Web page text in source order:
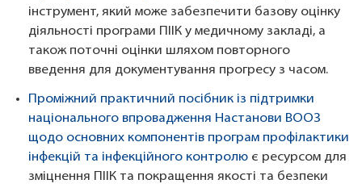
інструмент, який може забезпечити базову оцінку
діяльності програми ПІІК у медичному закладі, а
також поточні оцінки шляхом повторного
введення для документування прогресу з часом.
Проміжний практичний посібник із підтримки
національного впровадження Настанови ВООЗ
щодо основних компонентів програм профілактики
інфекцій та інфекційного контролю є ресурсом для
зміцнення ПІІК та покращення якості та безпеки